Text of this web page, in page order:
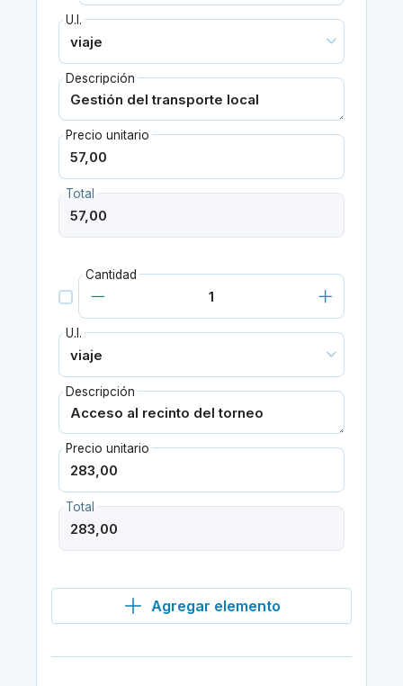
U.I.
Descripción
Precio unitario
Total
Cantidad
U.I.
Descripción
Precio unitario
Total
Agregar elemento